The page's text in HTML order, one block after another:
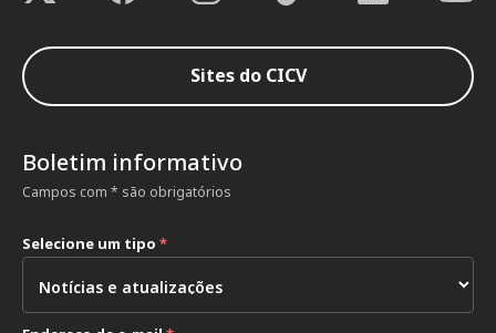
Sites do CICV
Boletim informativo
Campos com * são obrigatórios
Selecione um tipo *